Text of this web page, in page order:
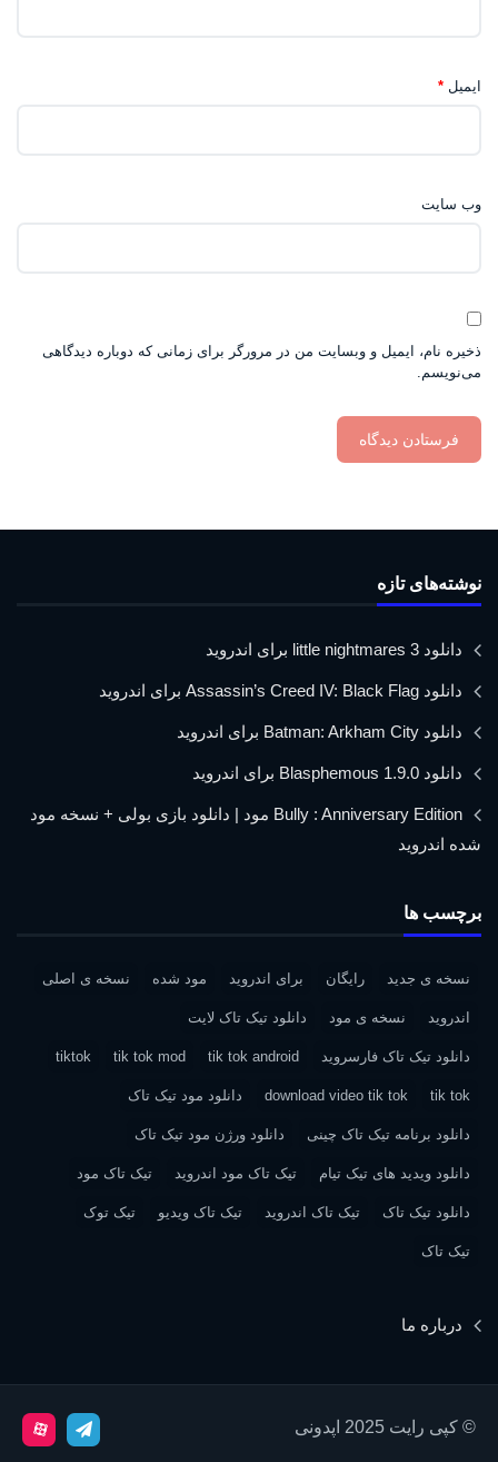
ایمیل *
وب‌ سایت
ذخیره نام، ایمیل و وبسایت من در مرورگر برای زمانی که دوباره دیدگاهی
می‌نویسم.
نوشته‌های تازه
دانلود little nightmares 3 برای اندروید
دانلود Assassin’s Creed IV: Black Flag برای اندروید
دانلود Batman: Arkham City برای اندروید
دانلود Blasphemous 1.9.0 برای اندروید
Bully : Anniversary Edition مود | دانلود بازی بولی + نسخه مود
شده اندروید
برچسب ها
نسخه ی جدید رایگان برای اندروید مود شده نسخه ی اصلی
اندروید نسخه ی مود دانلود تیک تاک لایت
دانلود تیک تاک فارسروید tik tok android
tik tok mod
tiktok
tik tok
download video tik tok دانلود مود تیک تاک
دانلود برنامه تیک تاک چینی دانلود ورژن مود تیک تاک
دانلود ویدید های تیک تیام تیک تاک مود اندروید تیک تاک مود
دانلود تیک تاک تیک تاک اندروید تیک تاک ویدیو تیک توک
تیک تاک
درباره ما
© کپی رایت 2025 اپدونی